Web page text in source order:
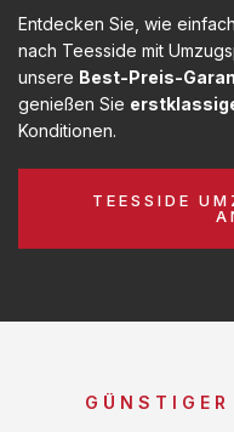
Entdecken Sie, wie
nach Teesside mit
unsere Best-Preis-
genießen Sie
Konditionen.
TEESSIDE